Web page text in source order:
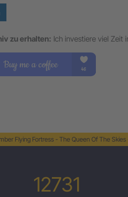
zu erhalten: Ich investiere viel Zeit
Flying Fortress - The Queen Of The
12731